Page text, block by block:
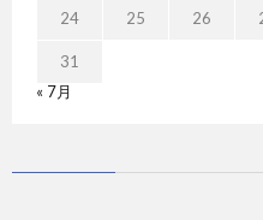
24 25 26
31
« 7月